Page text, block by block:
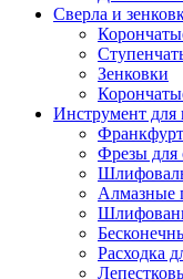
Сверла и
Зенковки
Инструмент
Фрезы для
Алмазные
Расходка